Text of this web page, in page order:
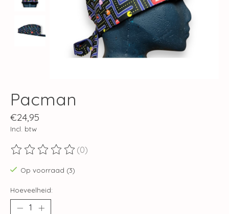
Pacman
€24,95
Incl. btw
De beoordeling van dit product is
(0)
Op voorraad (3)
Hoeveelheid: